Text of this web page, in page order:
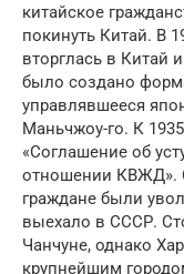
китайское
покинуть Китай. В
вторглась в Китай
было создано
управлявшееся
Маньчжоу-го. К
«Соглашение об
отношении КВЖД».
граждане были
выехало в СССР.
Чанчуне, однако
крупнейшим